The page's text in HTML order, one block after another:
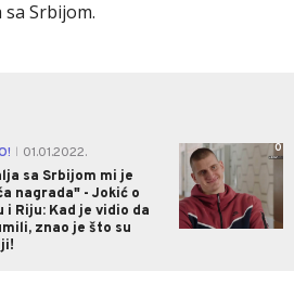
Srbijom.
01.01.2022.
sa Srbijom mi je
nagrada" - Jokić o
i Riju: Kad je vidio da
znao je što su
0